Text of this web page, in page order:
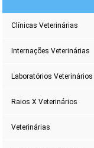
Clínicas Veterinárias
Internações Veterinárias
Laboratórios Veterinários
Raios X Veterinários
Veterinárias